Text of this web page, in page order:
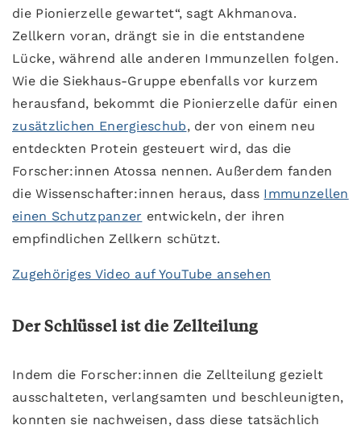
die Pionierzelle gewartet“, sagt Akhmanova.
Zellkern voran, drängt sie in die entstandene
Lücke, während alle anderen Immunzellen folgen.
Wie die Siekhaus-Gruppe ebenfalls vor kurzem
herausfand, bekommt die Pionierzelle dafür einen
zusätzlichen Energieschub, der von einem neu
entdeckten Protein gesteuert wird, das die
Forscher:innen Atossa nennen. Außerdem fanden
die Wissenschafter:innen heraus, dass Immunzellen
einen Schutzpanzer entwickeln, der ihren
empfindlichen Zellkern schützt.
Zugehöriges Video auf YouTube ansehen
Der Schlüssel ist die Zellteilung
Indem die Forscher:innen die Zellteilung gezielt
ausschalteten, verlangsamten und beschleunigten,
konnten sie nachweisen, dass diese tatsächlich